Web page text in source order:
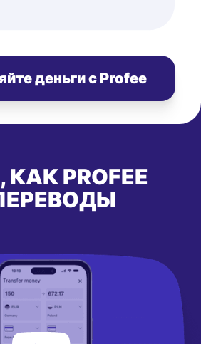
деньги с Profee
PROFEE